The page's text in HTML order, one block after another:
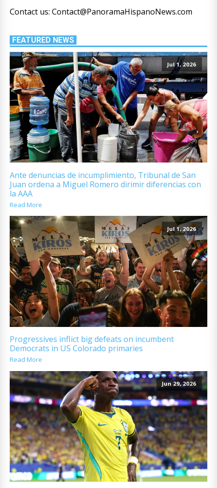
Contact us: Contact@PanoramaHispanoNews.com
FEATURED NEWS
Jul 1, 2026
Ante denuncias de incumplimiento, Tribunal de San
Juan ordena a Miguel Romero dirimir diferencias con
la AAA
Read More
Jul 1, 2026
Progressives inflict big defeats on incumbent
Democrats in US Colorado primaries
Read More
Jun 29, 2026